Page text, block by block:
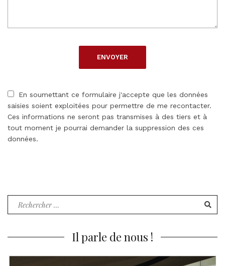
En soumettant ce formulaire j'accepte que les données
saisies soient exploitées pour permettre de me recontacter.
Ces informations ne seront pas transmises à des tiers et à
tout moment je pourrai demander la suppression des ces
données.
Recherche
Il parle de nous !